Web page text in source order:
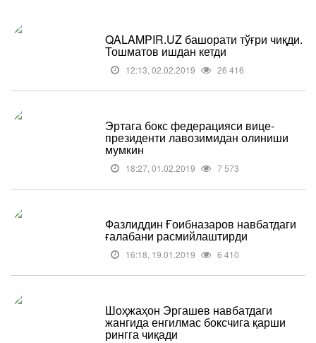
QALAMPIR.UZ башорати тўғри чиқди.
Тошматов ишдан кетди
12:13, 02.02.2019 26 416
Эртага бокс федерацияси вице-
президенти лавозимидан олиниши
мумкин
18:27, 01.02.2019 7 573
Фазлиддин Ғоибназаров навбатдаги
ғалабани расмийлаштирди
16:18, 19.01.2019 6 410
Шоҳжаҳон Эргашев навбатдаги
жангида енгилмас боксчига қарши
рингга чиқади